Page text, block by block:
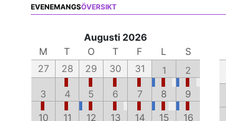
EVENEMANGSÖVERSIKT
Augusti 2026
M
T O T F L
S
27
28 29 30 31 1
2
3
4 5 6 7 8
9
10
11 12 13 14 15 16